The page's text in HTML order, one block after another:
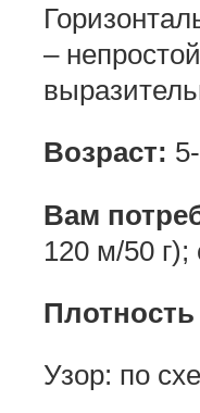
–
Возраст:
Вам
120 м/50
Узор: по